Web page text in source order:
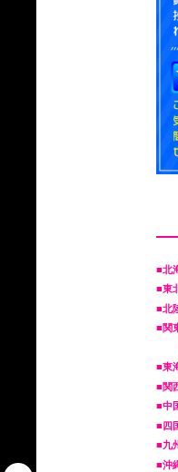
■北
■東
■北
■関
■東
■関
■中
■四
■九
■沖